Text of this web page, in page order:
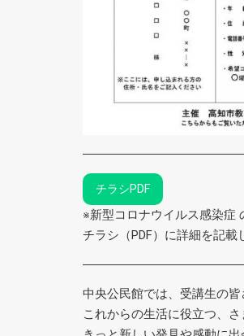
チラシPDF
※新型コロナウイルス感染症
チラシ（PDF）に詳細を記
中央公民館では、受講生の
これからの生活に役立つ、